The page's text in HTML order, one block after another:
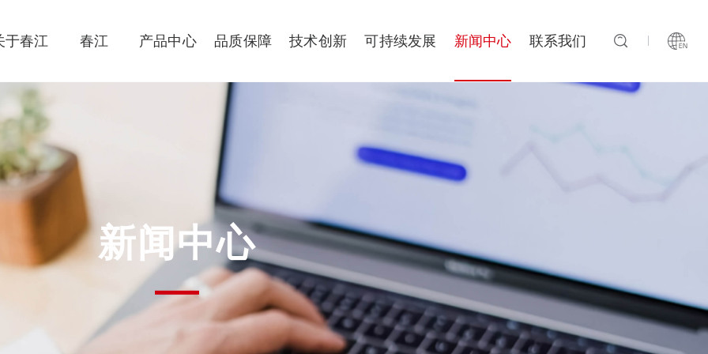
于春江 春江 产品中心 品质保障 技术创新 可持续发展 新闻中心 联系我们
新闻中心